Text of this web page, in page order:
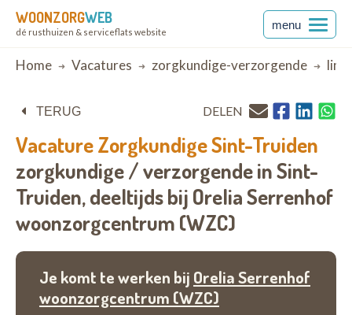
WOONZORGWEB
dé rusthuizen & serviceflats website
menu
Breadcrumb
Home Vacatures zorgkundige-verzorgende
TERUG DELEN
VacatureZorgkundige Sint-Truiden
zorgkundige / verzorgende in Sint-
Truiden,deeltijds bij Orelia Serrenhof
woonzorgcentrum (WZC)
Je komt te werken bij Orelia Serrenhof
woonzorgcentrum (WZC)